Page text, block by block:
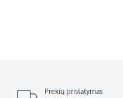
Prekių pristatymas